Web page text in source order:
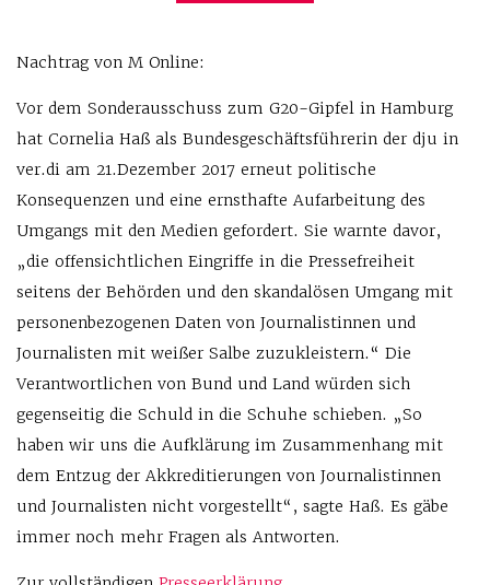
Nachtrag von M Online:
Vor dem Sonderausschuss zum G20-Gipfel in Hamburg
hat Cornelia Haß als Bundesgeschäftsführerin der dju in
ver.di am 21.Dezember 2017 erneut politische
Konsequenzen und eine ernsthafte Aufarbeitung des
Umgangs mit den Medien gefordert. Sie warnte davor,
„die offensichtlichen Eingriffe in die Pressefreiheit
seitens der Behörden und den skandalösen Umgang mit
personenbezogenen Daten von Journalistinnen und
Journalisten mit weißer Salbe zuzukleistern.“ Die
Verantwortlichen von Bund und Land würden sich
gegenseitig die Schuld in die Schuhe schieben. „So
haben wir uns die Aufklärung im Zusammenhang mit
dem Entzug der Akkreditierungen von Journalistinnen
und Journalisten nicht vorgestellt“, sagte Haß. Es gäbe
immer noch mehr Fragen als Antworten.